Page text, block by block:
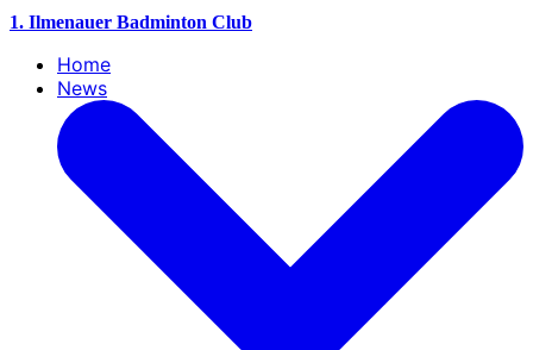
1. Ilmenauer Badminton Club
Home
News